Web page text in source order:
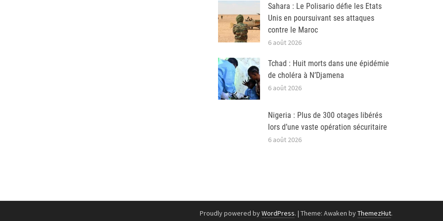
Sahara : Le Polisario défie les Etats
Unis en poursuivant ses attaques
contre le Maroc
6 août 2026
Tchad : Huit morts dans une épidémie
de choléra à N’Djamena
6 août 2026
Nigeria : Plus de 300 otages libérés
lors d’une vaste opération sécuritaire
6 août 2026
Proudly powered byWordPress. | Theme: Awaken byThemezHut.